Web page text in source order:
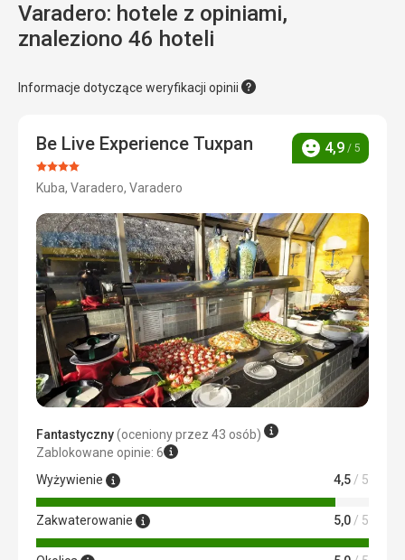
Varadero: hotele z opiniami,
znaleziono 46 hoteli
Informacje dotyczące weryfikacji opinii
Be Live Experience Tuxpan
Ocena:
4/5
Kuba, Varadero, Varadero
Ocena
4,9 / 5
Fantastyczny(oceniony przez 43 osób)
Zablokowane opinie: 6
Wyżywienie
4,5 / 5
Zakwaterowanie 5,0 / 5